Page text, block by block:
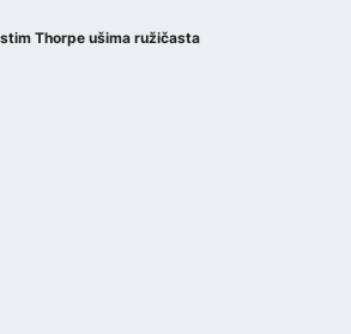
Thorpe ušima ružičasta